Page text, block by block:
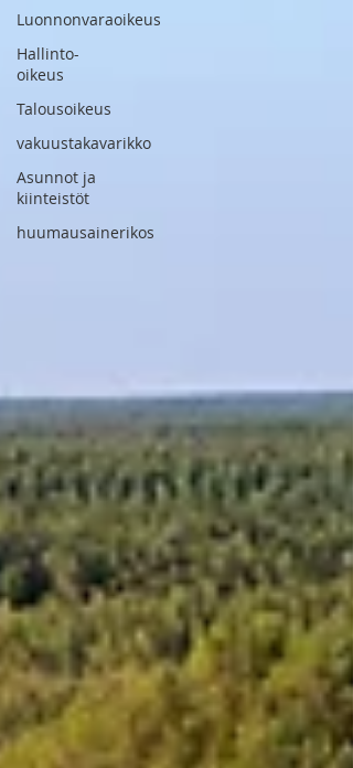
Luonnonvaraoikeus
Hallinto-
oikeus
Talousoikeus
vakuustakavarikko
Asunnot ja
kiinteistöt
huumausainerikos